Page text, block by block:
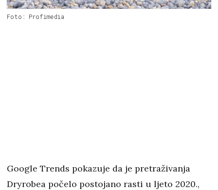
Foto: Profimedia
Google Trends pokazuje da je pretraživanja
Dryrobea počelo postojano rasti u ljeto 2020.,